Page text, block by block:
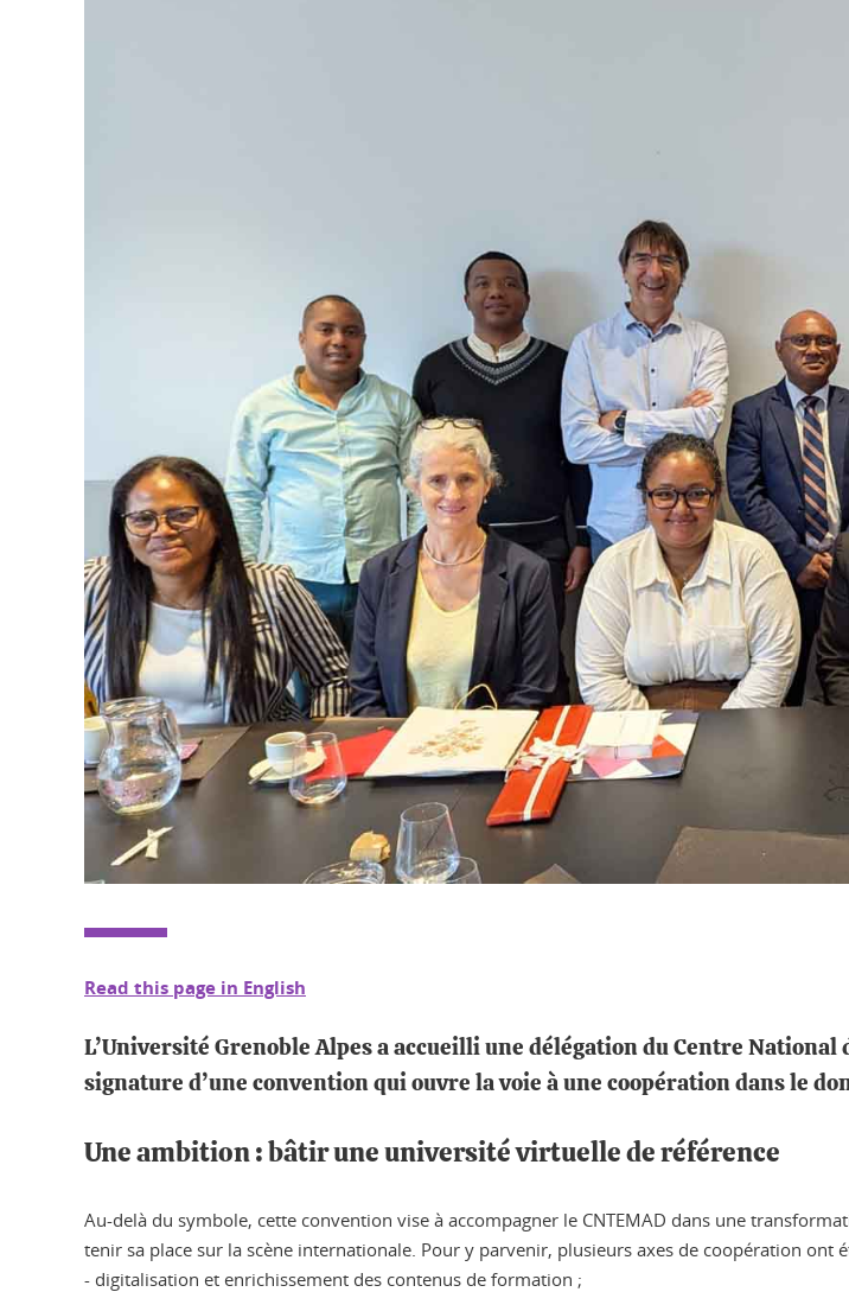
Read this page in English
L’Université Grenoble Alpes a accueilli une délégation du Centre
signature d’une convention qui ouvre la voie à une coopération dans le
Une ambition : bâtir une université virtuelle de référence
Au-delà du symbole, cette convention vise à accompagner le CNTEMAD dans une
tenir sa place sur la scène internationale. Pour y parvenir, plusieurs axes de coopération ont
- digitalisation et enrichissement des contenus de formation ;